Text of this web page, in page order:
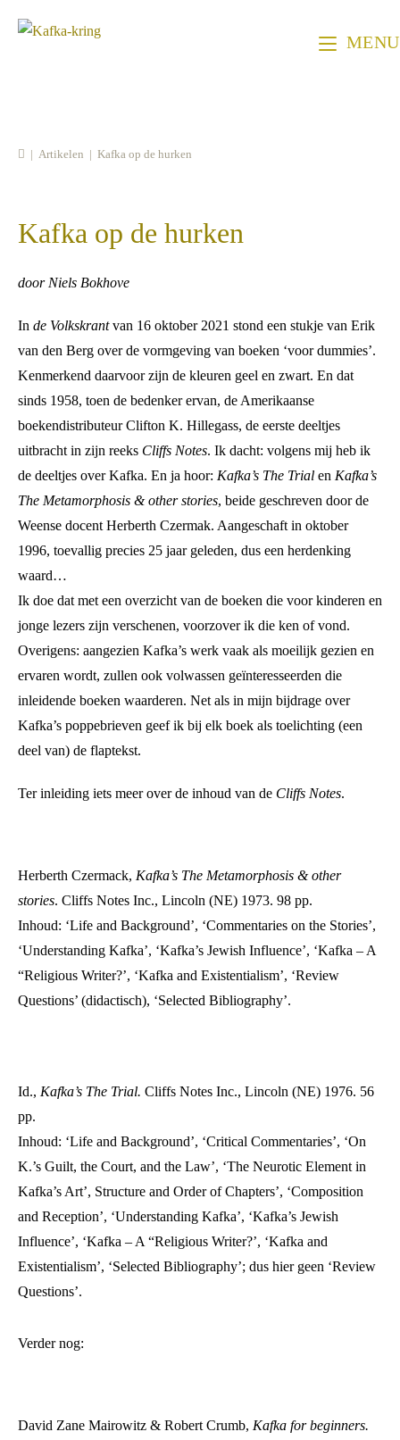
naar
MENU
Kafka op de hurken
| Artikelen | Kafka op de hurken
door Niels Bokhove
In de Volkskrantvan 16 oktober 2021 stond een stukje van Erik
van den Berg over de vormgeving van boeken ‘voor dummies’.
Kenmerkend daarvoor zijn de kleuren geel en zwart. En dat
sinds 1958, toen de bedenker ervan, de Amerikaanse
boekendistributeur Clifton K. Hillegass, de eerste deeltjes
uitbracht in zijn reeks Cliffs Notes. Ik dacht: volgens mij heb ik
de deeltjes over Kafka. En ja hoor: Kafka’s The Trial en Kafka’s
The Metamorphosis & other stories, beide geschreven door de
Weense docent Herberth Czermak. Aangeschaft in oktober
1996, toevallig precies 25 jaar geleden, dus een herdenking
waard…
Ik doe dat met een overzicht van de boeken die voor kinderen en
jonge lezers zijn verschenen, voorzover ik die ken of vond.
Overigens: aangezien Kafka’s werk vaak als moeilijk gezien en
ervaren wordt, zullen ook volwassen geïnteresseerden die
inleidende boeken waarderen. Net als in mijn bijdrage over
Kafka’s poppebrieven geef ik bij elk boek als toelichting (een
deel van) de flaptekst.
Ter inleiding iets meer over de inhoud van de Cliffs Notes.
Herberth Czermack, Kafka’s The Metamorphosis & other
stories. Cliffs Notes Inc., Lincoln (NE) 1973. 98 pp.
Inhoud: ‘Life and Background’, ‘Commentaries on the Stories’,
‘Understanding Kafka’, ‘Kafka’s Jewish Influence’, ‘Kafka – A
“Religious Writer?’, ‘Kafka and Existentialism’, ‘Review
Questions’ (didactisch), ‘Selected Bibliography’.
Id., Kafka’s The Trial. Cliffs Notes Inc., Lincoln (NE) 1976. 56
pp.
Inhoud: ‘Life and Background’, ‘Critical Commentaries’, ‘On
K.’s Guilt, the Court, and the Law’, ‘The Neurotic Element in
Kafka’s Art’, Structure and Order of Chapters’, ‘Composition
and Reception’, ‘Understanding Kafka’, ‘Kafka’s Jewish
Influence’, ‘Kafka – A “Religious Writer?’, ‘Kafka and
Existentialism’, ‘Selected Bibliography’; dus hier geen ‘Review
Questions’.
Verder nog:
David Zane Mairowitz & Robert Crumb, Kafka for beginners.